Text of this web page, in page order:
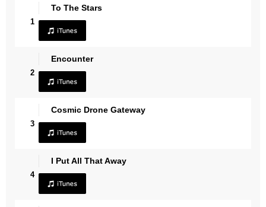
1
To The Stars
2
Encounter
3
Cosmic Drone Gateway
4
I Put All That Away